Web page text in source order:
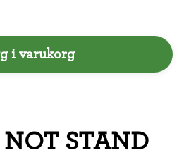
STAND
i varukorg